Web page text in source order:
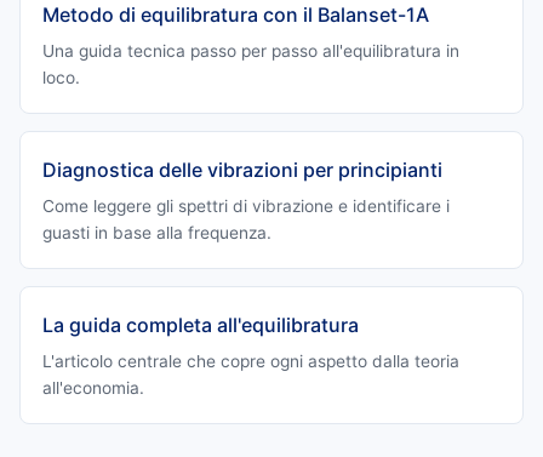
Metodo di equilibratura con il Balanset-1A
Una guida tecnica passo per passo all'equilibratura in
loco.
Diagnostica delle vibrazioni per principianti
Come leggere gli spettri di vibrazione e identificare i
guasti in base alla frequenza.
La guida completa all'equilibratura
L'articolo centrale che copre ogni aspetto dalla teoria
all'economia.